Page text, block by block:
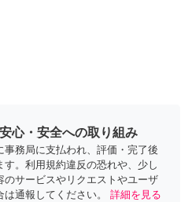
心・安全への取り組み
事務局に支払われ、評価・完了後
す。利用規約違反の恐れや、少し
のサービスやリクエストやユーザ
通報してください。
詳細を見る